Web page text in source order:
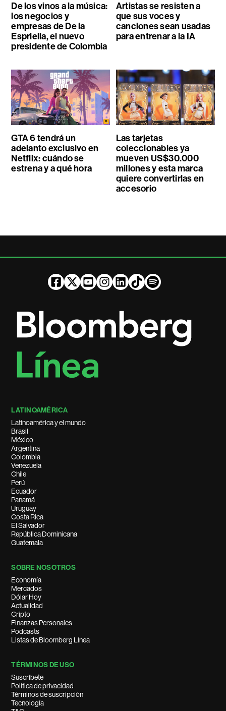
De los vinos a la música:
los negocios y
empresas de De la
Espriella, el nuevo
presidente de Colombia
Artistas se resisten a
que sus voces y
canciones sean usadas
para entrenar a la IA
GTA 6 tendrá un
adelanto exclusivo en
Netflix: cuándo se
estrena y a qué hora
Las tarjetas
coleccionables ya
mueven US$30.000
millones y esta marca
quiere convertirlas en
accesorio
LATINOAMÉRICA
Latinoamérica y el mundo
Brasil
México
Argentina
Colombia
Venezuela
Chile
Perú
Ecuador
Panamá
Uruguay
Costa Rica
El Salvador
República Dominicana
Guatemala
SOBRE NOSOTROS
Economía
Mercados
Dólar Hoy
Actualidad
Cripto
Finanzas Personales
Podcasts
Listas de Bloomberg Línea
TÉRMINOS DE USO
Suscríbete
Política de privacidad
Términos de suscripción
Tecnología